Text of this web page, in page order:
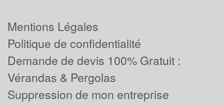
Mentions Légales
Politique de confidentialité
Demande de devis 100% Gratuit :
Vérandas & Pergolas
Suppression de mon entreprise